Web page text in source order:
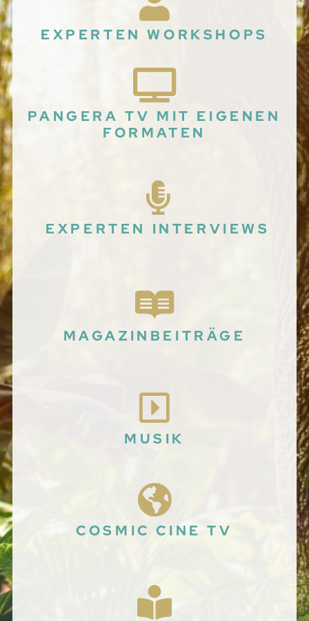
EXPERTEN WORKSHOPS
PANGERA TV MIT EIGENEN
FORMATEN
EXPERTEN INTERVIEWS
MAGAZINBEITRÄGE
MUSIK
COSMIC CINE TV